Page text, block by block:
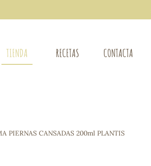
TIENDA RECETAS CONTACTA
PIERNAS CANSADAS 200ml PLANTIS